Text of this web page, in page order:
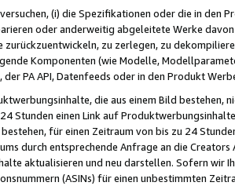
(i) die Spezifikationen oder die in
oder anderweitig abgeleitete Werke
zu zerlegen, zu
Komponenten (wie Modelle,
der PA API, Datenfeeds oder in den Produkt
die aus einem Bild bestehen,
Stunden einen Link auf
für einen Zeitraum von bis zu 24
durch entsprechende Anfrage an die
aktualisieren und neu darstellen. Sofern wir
(ASINs) für einen unbestimmten